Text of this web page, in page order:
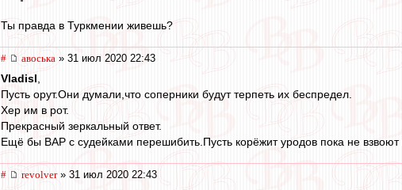
Ты правда в Туркмении живешь?
# авоська » 31 июл 2020 22:43
Vladisl,
Пусть орут.Они думали,что соперники будут терпеть их беспредел.
Хер им в рот.
Прекрасный зеркальный ответ.
Ещё бы ВАР с судейками перешибить.Пусть корёжит уродов пока не
# revolver» 31 июл 2020 22:43